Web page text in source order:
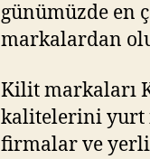
günümüzde en
markalardan
Kilit markaları
kalitelerini yurt
firmalar ve